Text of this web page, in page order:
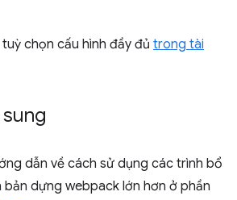
chọn cấu hình đầy đủ trong tài
dẫn về cách sử dụng các trình bổ
dựng webpack lớn hơn ở phần